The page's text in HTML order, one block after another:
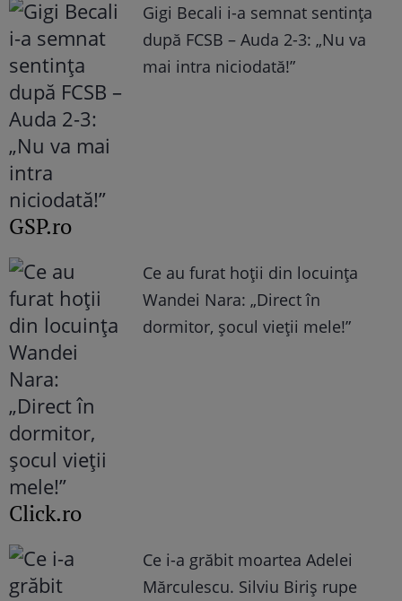
Gigi Becali i-a semnat sentința
după FCSB – Auda 2-3: „Nu va
mai intra niciodată!”
GSP.ro
Ce au furat hoții din locuința
Wandei Nara: „Direct în
dormitor, șocul vieții mele!”
Click.ro
Ce i-a grăbit moartea Adelei
Mărculescu. Silviu Biriș rupe